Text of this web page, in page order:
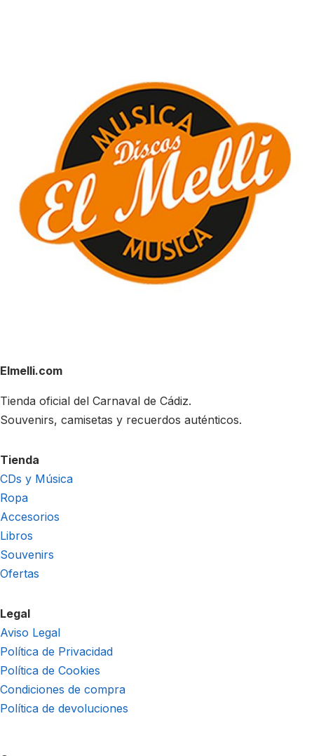
Elmelli.com
Tienda oficial del Carnaval de Cádiz.
Souvenirs, camisetas y recuerdos auténticos.
Tienda
CDs y Música
Ropa
Accesorios
Libros
Souvenirs
Ofertas
Legal
Aviso Legal
Política de Privacidad
Política de Cookies
Condiciones de compra
Política de devoluciones